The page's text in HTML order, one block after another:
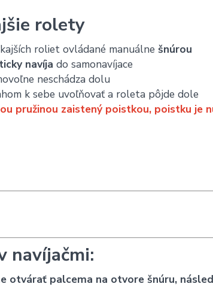
rolety
roliet ovládané manuálne šnúrou
navíja do samonavíjace
neschádza dolu
k sebe uvoľňovať a roleta pôjde dole
pružinou zaistený poistkou, poistku je
navíjačmi:
otvárať palcema na otvore šnúru,